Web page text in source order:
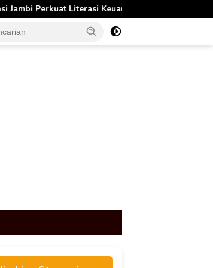
dan Budaya Kelola Sampah dari Rumah